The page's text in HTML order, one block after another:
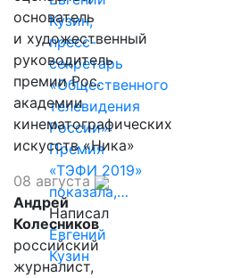
Кузин,
пресс-
секретарь
«Общественного
телевидения
России»:
Премия
«ТЭФИ 2019»
показала,…
Написал
Евгений
Кузин
основатель
и художественный
руководитель
премии Рос.
академии
кинематографических
искусств «Ника»
08 августа
Андрей
Колесников
российский
журналист,